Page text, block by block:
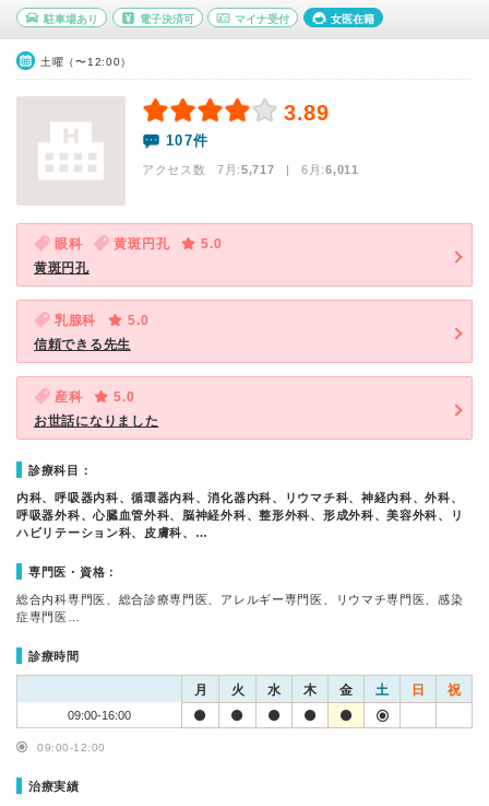
駐車場あり 電子決済可 マイナ受付 女医在籍
土曜（〜12:00）
3.89
107件
アクセス数 7月:5,717 | 6月:6,011
眼科 黄斑円孔
5.0
黄斑円孔
乳腺科
5.0
信頼できる先生
産科
5.0
お世話になりました
診療科目：
内科、呼吸器内科、循環器内科、消化器内科、リウマチ科、神経内科、外科、
呼吸器外科、心臓血管外科、脳神経外科、整形外科、形成外科、美容外科、リ
ハビリテーション科、皮膚科、…
専門医・資格：
総合内科専門医、総合診療専門医、アレルギー専門医、リウマチ専門医、感染
症専門医…
診療時間
月 火 水 木 金 土 日 祝
09:00-16:00
09:00-12:00
治療実績